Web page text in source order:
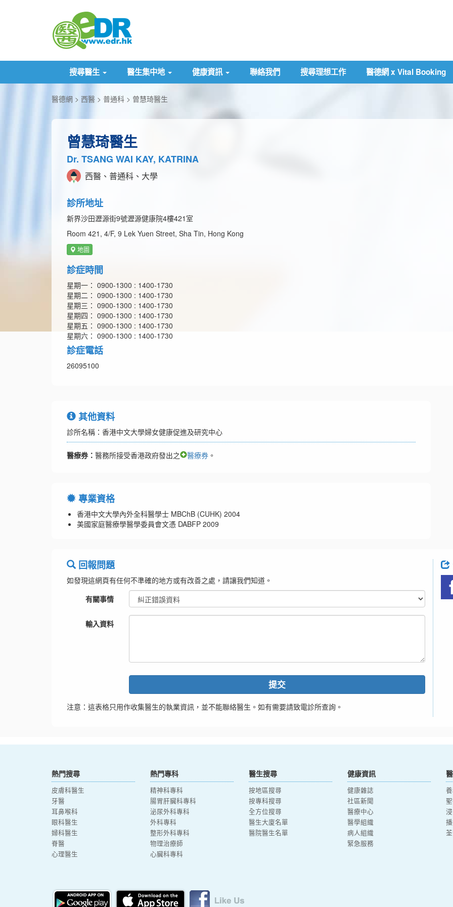
搜尋醫生 醫生集中地 健康資訊 聯絡我們 搜尋理想工作 醫德網 x Vital Booking
醫德網 西醫 普通科 曾慧琦醫生
曾慧琦醫生
Dr. TSANG WAI KAY, KATRINA
西醫、普通科、大學
診所地址
新界沙田瀝源街9號瀝源健康院4樓421室
Room 421, 4/F, 9 Lek Yuen Street, Sha Tin, Hong Kong
地圖
診症時間
星期一： 0900-1300 : 1400-1730
星期二： 0900-1300 : 1400-1730
星期三： 0900-1300 : 1400-1730
星期四： 0900-1300 : 1400-1730
星期五： 0900-1300 : 1400-1730
星期六： 0900-1300 : 1400-1730
診症電話
26095100
其他資料
診所名稱：香港中文大學婦女健康促進及研究中心
醫療券： 醫務所接受香港政府發出之 醫療券 。
專業資格
香港中文大學內外全科醫學士 MBChB (CUHK) 2004
美國家庭醫療學醫學委員會文憑 DABFP 2009
回報問題
如發現這網頁有任何不準確的地方或有改善之處，請讓我們知道。
有關事情
輸入資料
提交
注意：這表格只用作收集醫生的執業資訊，並不能聯絡醫生。如有需要請致電診所查詢。
熱門搜尋
皮膚科醫生
牙醫
耳鼻喉科
眼科醫生
婦科醫生
脊醫
心理醫生
熱門專科
精神科專科
腸胃肝臟科專科
泌尿外科專科
外科專科
整形外科專科
物理治療師
心臟科專科
醫生搜尋
按地區搜尋
按專科搜尋
全方位搜尋
醫生大廈名單
醫院醫生名單
健康資訊
健康雜誌
社區新聞
醫療中心
醫學組織
病人組織
緊急服務